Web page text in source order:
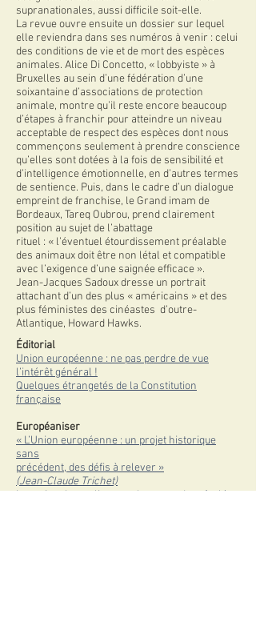
Éditorial
Union européenne : ne pas perdre de vue
l’intérêt général !
Quelques étrangetés de la Constitution
française
Européaniser
« L’Union européenne : un projet historique
sans
précédent, des défis à relever »
(Jean-Claude Trichet)
Le national-populisme ou le retour du refoulé
supranationales, aussi difficile soit-elle.
La revue ouvre ensuite un dossier sur lequel
elle reviendra dans ses numéros à venir : celui
des conditions de vie et de mort des espèces
animales. Alice Di Concetto, « lobbyiste » à
Bruxelles au sein d’une fédération d’une
soixantaine d’associations de protection
animale, montre qu’il reste encore beaucoup
d’étapes à franchir pour atteindre un niveau
acceptable de respect des espèces dont nous
commençons seulement à prendre conscience
qu’elles sont dotées à la fois de sensibilité et
d’intelligence émotionnelle, en d’autres termes
de sentience. Puis, dans le cadre d’un dialogue
empreint de franchise, le Grand imam de
Bordeaux, Tareq Oubrou, prend clairement
position au sujet de l’abattage
rituel : « l’éventuel étourdissement préalable
des animaux doit être non létal et compatible
avec l’exigence d’une saignée efficace ».
Jean-Jacques Sadoux dresse un portrait
attachant d’un des plus « américains » et des
plus féministes des cinéastes d’outre-
Atlantique, Howard Hawks.